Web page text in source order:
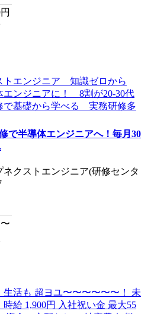
円
半導体エンジニアへ！毎月30
クストエンジニア(研修センタ